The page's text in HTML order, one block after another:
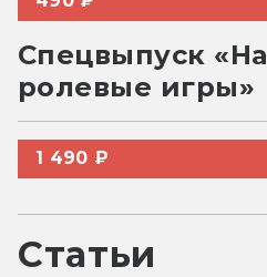
Спецвыпуск
ролевые игры»
1 490 ₽
Статьи